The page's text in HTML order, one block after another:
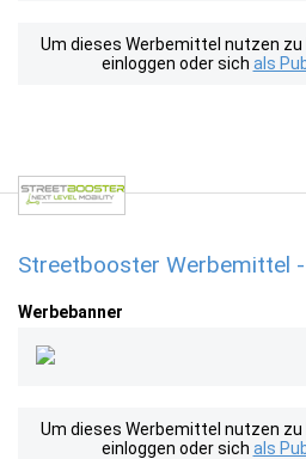
Um dieses Werbemittel nutzen zu
einloggen oder sich als
Streetbooster Werbemittel
Werbebanner
Um dieses Werbemittel nutzen zu
einloggen oder sich als